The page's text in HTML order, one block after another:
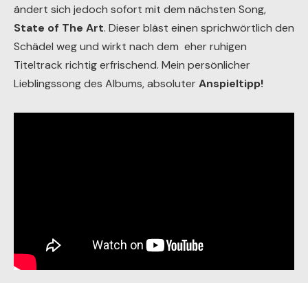
ändert sich jedoch sofort mit dem nächsten Song,
State of The Art. Dieser bläst einen sprichwörtlich den
Schädel weg und wirkt nach dem eher ruhigen
Titeltrack richtig erfrischend. Mein persönlicher
Lieblingssong des Albums, absoluterAnspieltipp!